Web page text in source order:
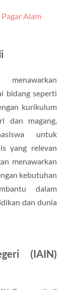
Alam
bidang seperti
kurikulum
dan magang,
untuk
yang relevan
menawarkan
kebutuhan
dalam
dan dunia
(IAIN)